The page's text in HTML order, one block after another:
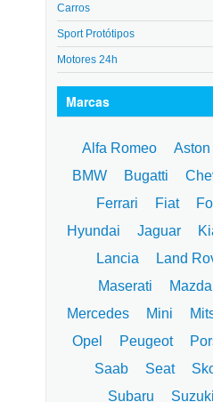
Carros
Sport Protótipos
Motores 24h
Marcas
Alfa Romeo Aston
BMW
Bugatti
Ferrari
Fiat
Hyundai
Jaguar
Lancia
Land
Maserati
Mazda
Mercedes
Mini
Opel
Peugeot
Saab
Seat
Subaru